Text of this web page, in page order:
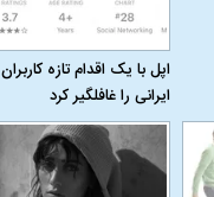
اپل با یک اقدام تازه کاربران
ایرانی را غافلگیر کرد